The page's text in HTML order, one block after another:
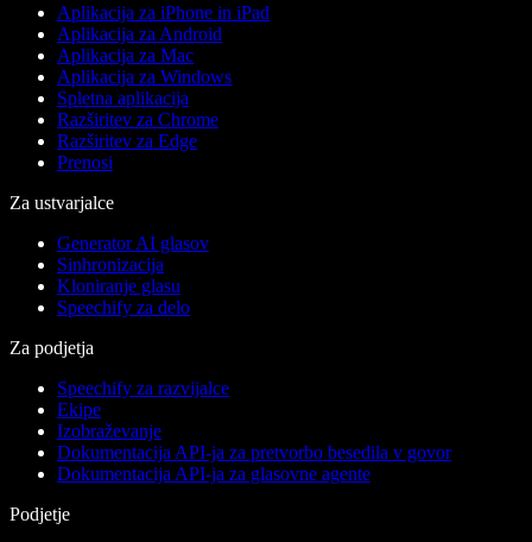
Aplikacija za iPhone in iPad
Aplikacija za Android
Aplikacija za Mac
Aplikacija za Windows
Spletna aplikacija
Razširitev za Chrome
Razširitev za Edge
Prenosi
Za ustvarjalce
Generator AI glasov
Sinhronizacija
Kloniranje glasu
Speechify za delo
Za podjetja
Speechify za razvijalce
Ekipe
Izobraževanje
Dokumentacija API-ja za pretvorbo besedila v govor
Dokumentacija API-ja za glasovne agente
Podjetje